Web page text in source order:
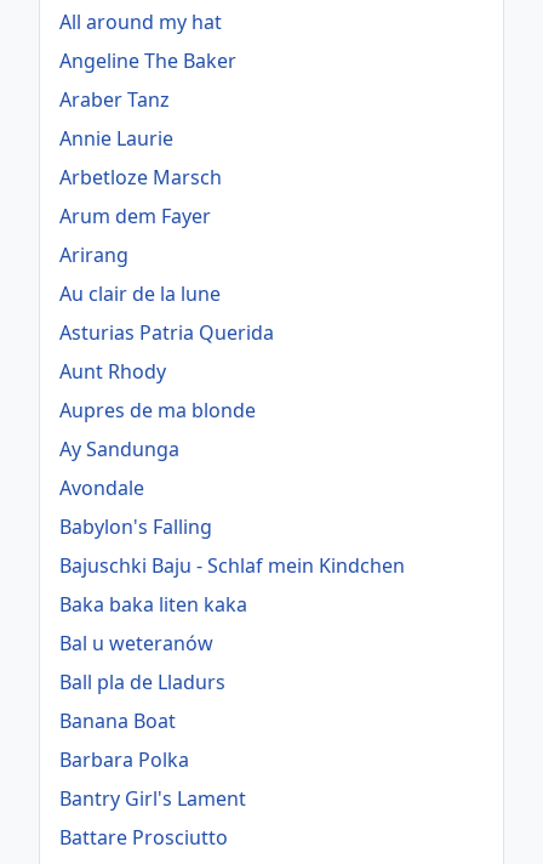
All around my hat
Angeline The Baker
Araber Tanz
Annie Laurie
Arbetloze Marsch
Arum dem Fayer
Arirang
Au clair de la lune
Asturias Patria Querida
Aunt Rhody
Aupres de ma blonde
Ay Sandunga
Avondale
Babylon's Falling
Bajuschki Baju - Schlaf mein Kindchen
Baka baka liten kaka
Bal u weteranów
Ball pla de Lladurs
Banana Boat
Barbara Polka
Bantry Girl's Lament
Battare Prosciutto